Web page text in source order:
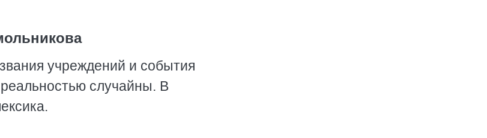
учреждений и события
случайны. В